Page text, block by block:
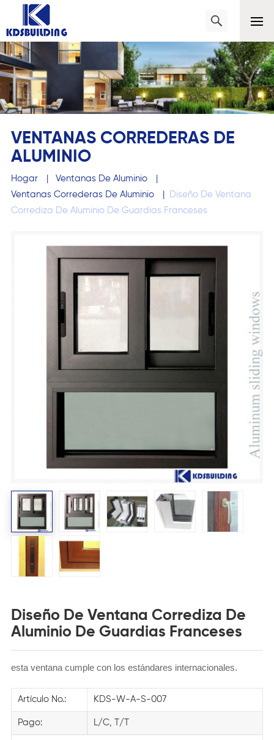
VENTANAS CORREDERAS DE
ALUMINIO
Hogar | Ventanas De Aluminio
|
Ventanas Correderas De Aluminio
|
Diseño De Ventana
Corrediza De Aluminio De Guardias Franceses
Diseño De Ventana Corrediza De
Aluminio De Guardias Franceses
esta ventana cumple con los estándares internacionales.
Artículo No.: KDS-W-A-S-007
Pago: L/C, T/T